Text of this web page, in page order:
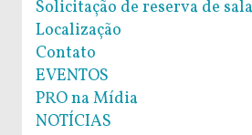
Solicitação de reserva de sala
Localização
Contato
EVENTOS
PRO na Mídia
NOTÍCIAS